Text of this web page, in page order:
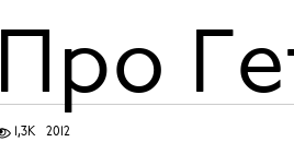
Про
1,3K 2012